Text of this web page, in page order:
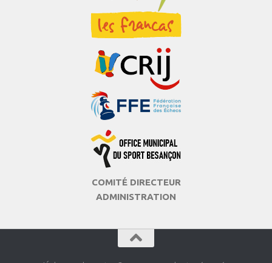
COMITÉ DIRECTEUR
ADMINISTRATION